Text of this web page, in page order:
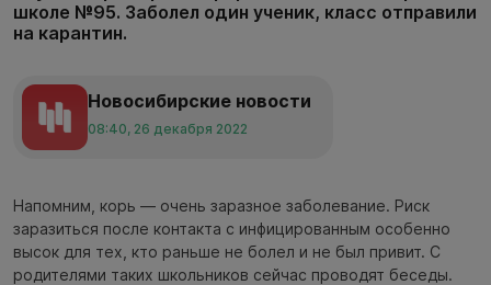
школе №95. Заболел один ученик, класс отправили
на карантин.
Новосибирские новости
08:40, 26 декабря 2022
Напомним, корь — очень заразное заболевание. Риск
заразиться после контакта с инфицированным особенно
высок для тех, кто раньше не болел и не был привит. С
родителями таких школьников сейчас проводят беседы.